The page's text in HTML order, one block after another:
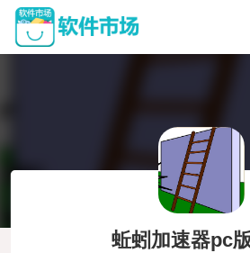
蚯蚓加速器pc